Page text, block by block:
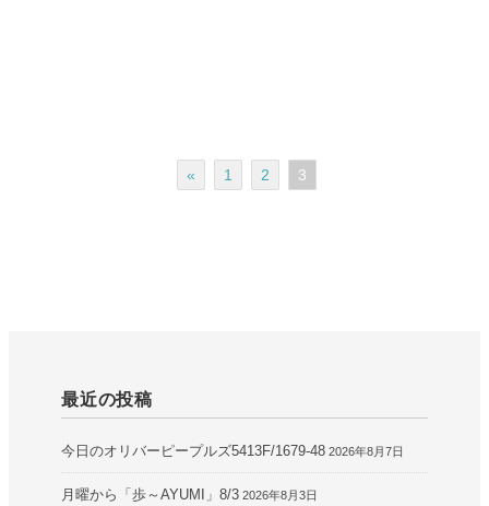
« 1 2 3
最近の投稿
今日のオリバーピープルズ5413F/1679-48 2026年8月7日
月曜から「歩～AYUMI」8/3 2026年8月3日